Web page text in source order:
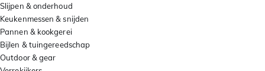
Slijpen & onderhoud
Keukenmessen & snijden
Pannen & kookgerei
Bijlen & tuingereedschap
Outdoor & gear